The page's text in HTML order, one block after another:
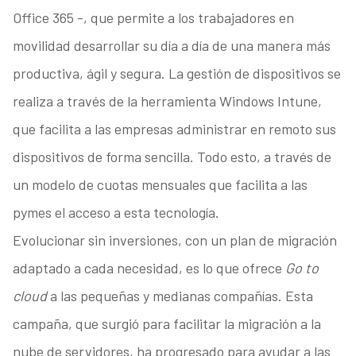
Office 365 -, que permite a los trabajadores en
movilidad desarrollar su día a día de una manera más
productiva, ágil y segura. La gestión de dispositivos se
realiza a través de la herramienta Windows Intune,
que facilita a las empresas administrar en remoto sus
dispositivos de forma sencilla. Todo esto, a través de
un modelo de cuotas mensuales que facilita a las
pymes el acceso a esta tecnología.
Evolucionar sin inversiones, con un plan de migración
adaptado a cada necesidad, es lo que ofrece Go to
clouda las pequeñas y medianas compañías. Esta
campaña, que surgió para facilitar la migración a la
nube de servidores, ha progresado para ayudar a las